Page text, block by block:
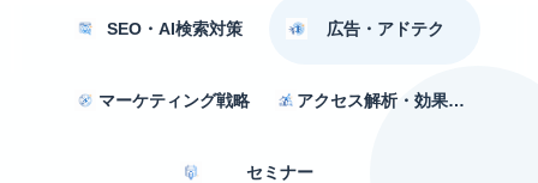
SEO・AI検索対策 広告・アドテク
マーケティング戦略 アクセス解析・効果測定
セミナー